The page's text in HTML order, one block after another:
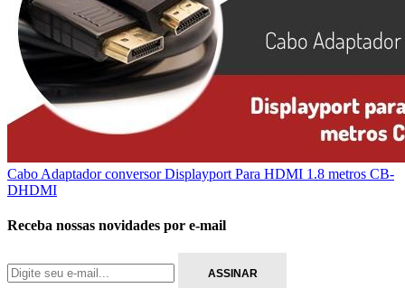
Cabo Adaptador conversor Displayport Para HDMI 1.8 metros CB-
DHDMI
Receba nossas novidades por e-mail